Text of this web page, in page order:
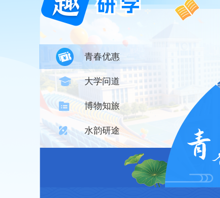
青春优惠
大学问道
博物知旅
水韵研途